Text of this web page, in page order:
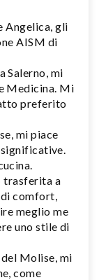
Angelica, gli
AISM di
Salerno, mi
Medicina. Mi
preferito
mi piace
trasferita a
di comfort,
meglio me
uno stile di
Molise, mi
come